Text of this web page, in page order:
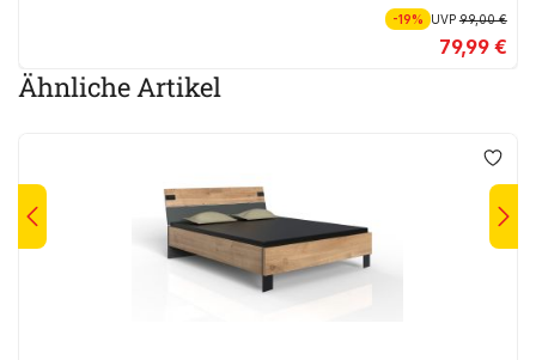
-19% UVP99,00 €
79,99 €
Ähnliche Artikel